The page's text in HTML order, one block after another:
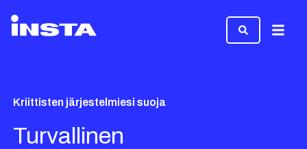
Kriittisten järjestelmiesi suoja
Turvallinen